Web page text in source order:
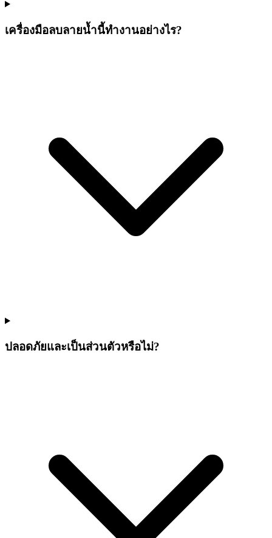
เครื่องมือลบลายน้ำนี้ทำงานอย่างไร?
ปลอดภัยและเป็นส่วนตัวหรือไม่?